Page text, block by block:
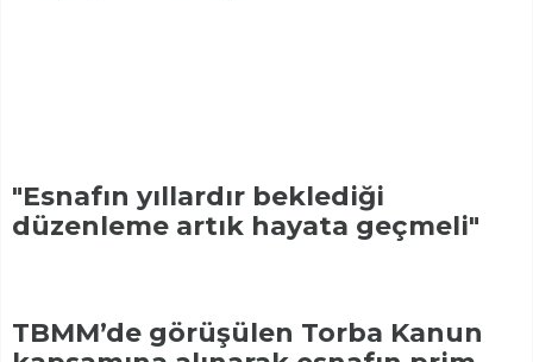
"Esnafın yıllardır beklediği
düzenleme artık hayata geçmeli"
TBMM’de görüşülen Torba Kanun